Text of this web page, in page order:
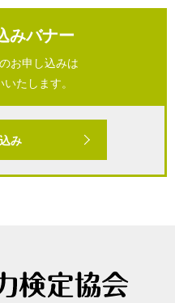
みバナー
お申し込みは
たします。
み